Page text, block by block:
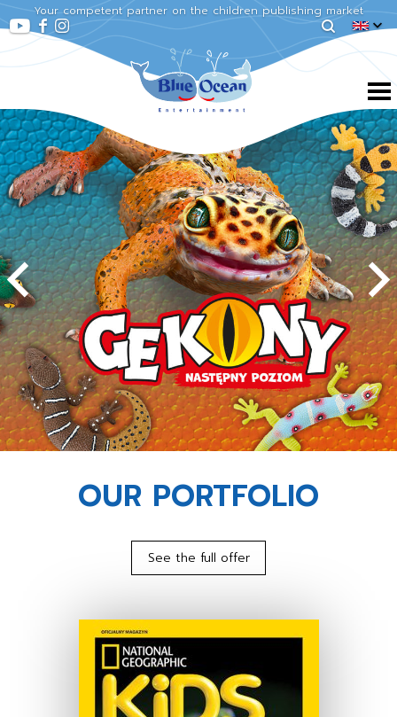
Your competent partner on the children publishing market
OUR PORTFOLIO
See the full offer